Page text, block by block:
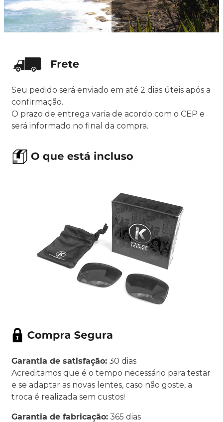
Seu pedido será enviado em até 2 dias úteis após a
confirmação.
O prazo de entrega varia de acordo com o CEP e
será informado no final da compra.
Garantia de satisfação: 30 dias
Acreditamos que é o tempo necessário para testar
e se adaptar as novas lentes, caso não goste, a
troca é realizada sem custos!
Garantia de fabricação: 365 dias